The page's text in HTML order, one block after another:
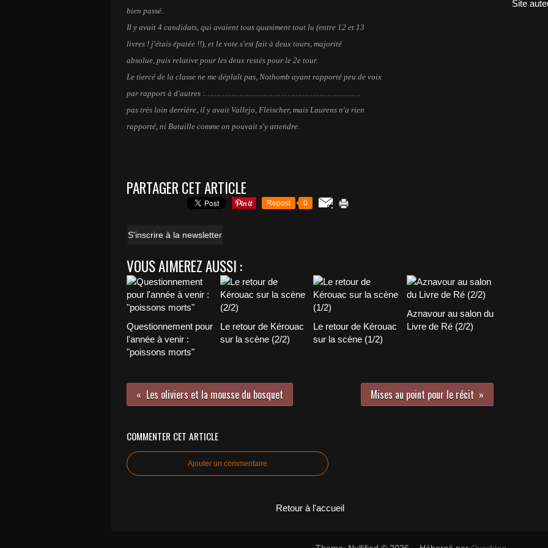
bien passé.
Il y avait 4 candidats, qui avaient tous quasiment tout lu (entre 12 et 13
livres ! j'étais épatée !!), et le vote s'est fait à deux tours, majorité
absolue, puis relative pour les deux restés pour le 2e tour.
Le tiercé de la classe ne me déplaît pas, Nothomb ayant rapporté peu de voix
par rapport à d'autres :……………………………………………………….
pas très loin derrière, il y avait Vallejo, Fleischer, mais Laurens n'a rien
rapporté, ni Bataille comme on pouvait s'y attendre.
PARTAGER CET ARTICLE
Repost 0
S'inscrire à la newsletter
VOUS AIMEREZ AUSSI :
Questionnement pour
l'année à venir :
"poissons morts"
Le retour de Kérouac
sur la scène (2/2)
Le retour de Kérouac
sur la scène (1/2)
Aznavour au salon du
Livre de Ré (2/2)
Les oliviers et la mousse du bosquet Mises au point pour le récit
COMMENTER CET ARTICLE
Ajouter un commentaire
Retour à l'accueil
Site